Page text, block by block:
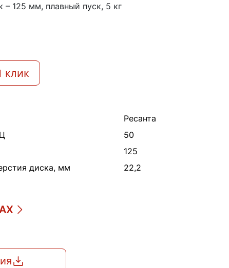
125 мм, плавный пуск, 5 кг
клик
Ресанта
50
125
диска, мм
22,2